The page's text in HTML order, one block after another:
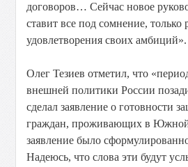
договоров… Сейчас новое
ставит все под сомнение, только
удовлетворения своих амбиций».
Олег Тезиев отметил, что
внешней политики России
сделал заявление о готовности
граждан, проживающих в
заявление было
Надеюсь, что слова эти будут